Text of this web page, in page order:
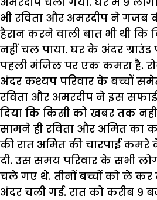
भी रविता और अमरदीप ने गजब
हैरान करने वाली बात भी थी
नहीं चल पाया. घर के अंदर
पहली मंजिल पर एक कमरा है.
अंदर कश्यप परिवार के बच्चों
रविता और अमरदीप ने इस
दिया कि किसी को खबर तक
सामने ही रविता और अमित का
की रात अमित की चारपाई कमरे
दी. उस समय परिवार के सभी
चले गए थे. तीनों बच्चों को ले कर
अंदर चली गई. रात को करीब 9